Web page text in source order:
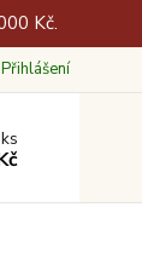
Kč.
Přihlášení
ks